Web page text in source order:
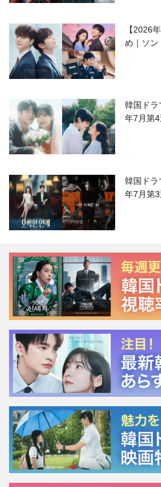
【2026
め｜ソン
韓国ドラ
年7月第
韓国ドラ
年7月第3